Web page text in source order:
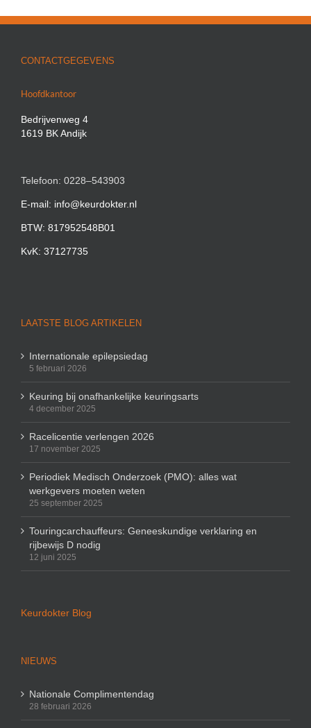
CONTACTGEGEVENS
Hoofdkantoor
Bedrijvenweg 4
1619 BK Andijk
Telefoon: 0228–543903
E-mail: info@keurdokter.nl
BTW: 817952548B01
KvK: 37127735
LAATSTE BLOG ARTIKELEN
Internationale epilepsiedag
5 februari 2026
Keuring bij onafhankelijke keuringsarts
4 december 2025
Racelicentie verlengen 2026
17 november 2025
Periodiek Medisch Onderzoek (PMO): alles wat
werkgevers moeten weten
25 september 2025
Touringcarchauffeurs: Geneeskundige verklaring en
rijbewijs D nodig
12 juni 2025
Keurdokter Blog
NIEUWS
Nationale Complimentendag
28 februari 2026